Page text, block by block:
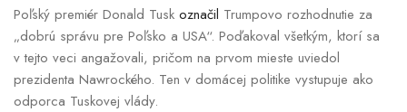
Poľský premiér Donald Tusk označil Trumpovo rozhodnutie za
„dobrú správu pre Poľsko a USA“. Poďakoval všetkým, ktorí sa
v tejto veci angažovali, pričom na prvom mieste uviedol
prezidenta Nawrockého. Ten v domácej politike vystupuje ako
odporca Tuskovej vlády.